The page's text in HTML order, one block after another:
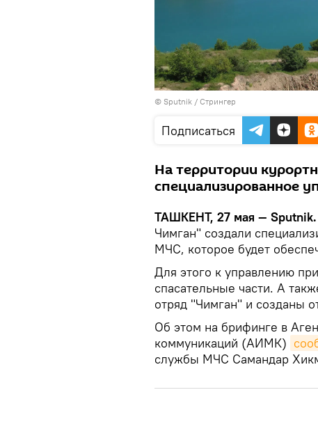
© Sputnik / Стрингер
Подписаться
На территории
специализированное
ТАШКЕНТ, 27 мая — Sputnik.
Чимган" создали
МЧС, которое будет
Для этого к управлению
спасательные части. А
отряд "Чимган" и созданы
Об этом на брифинге в
коммуникаций (АИМК)
службы МЧС Самандар